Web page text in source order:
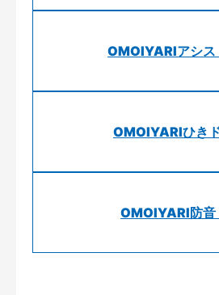
OMOIYARIアシス
OMOIYARIひき
OMOIYARI防音